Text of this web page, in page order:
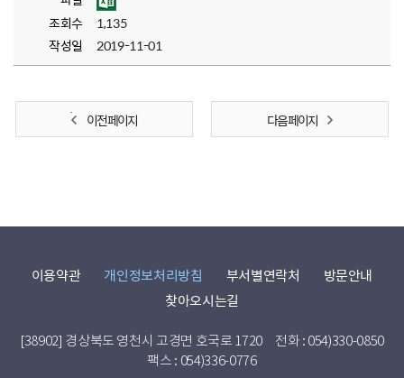
조회수
1,135
작성일
2019-11-01
이전 페이지 다음 페이지
이용약관 개인정보처리방침 부서별연락처
방문안내
찾아오시는길
[38902] 경상북도 영천시 고경면 호국로 1720
전화 : 054)330-0850
팩스 : 054)336-0776